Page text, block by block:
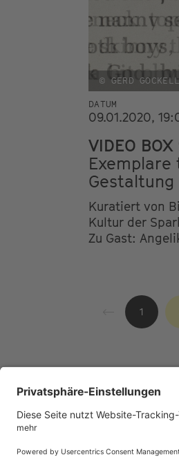
© GERD
DATUM
09.01.2020,
VIDEO BOX
Kuratiert von
Kultur der
Zu Gast:
1
Footer
IMPRESSUM